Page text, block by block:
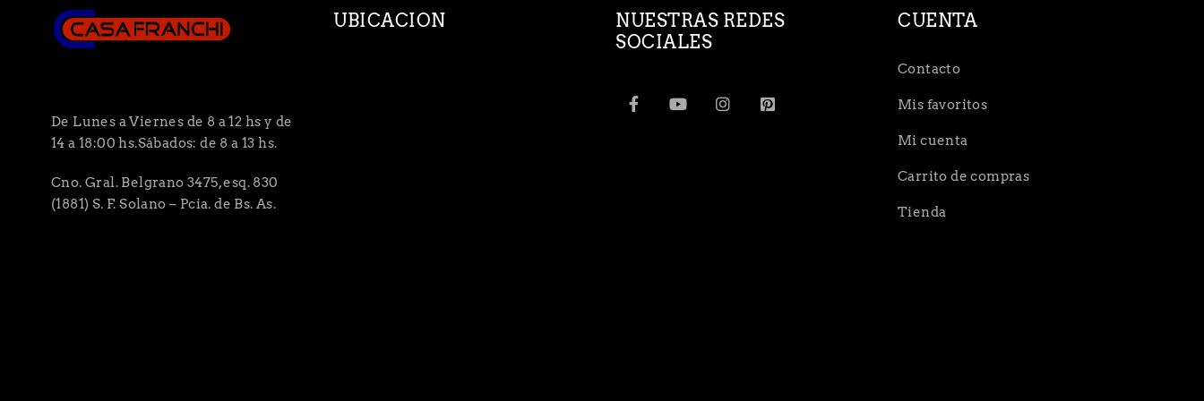
De Lunes a Viernes de 8 a 12 hs y de
14 a 18:00 hs.Sábados: de 8 a 13 hs.
Cno. Gral. Belgrano 3475, esq. 830
(1881) S. F. Solano – Pcia. de Bs. As.
UBICACION
NUESTRAS REDES
SOCIALES
CUENTA
Contacto
Mis favoritos
Mi cuenta
Carrito de compras
Tienda